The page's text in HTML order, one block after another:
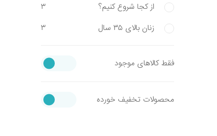
از کجا شروع کنیم؟
۳
زنان بالای ۳۵ سال
۳
فقط کالاهای موجود
محصولات تخفیف خورده